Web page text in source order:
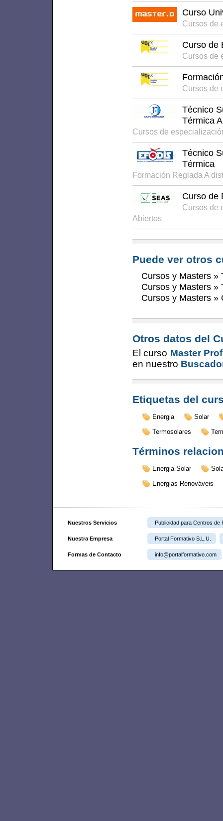
Curso
Cursos de
Curso de
Cursos de
Cursos de
Técnico
Térmica
Cursos de
Técnico
Térmica
Formación Reglada A
Curso de
Cursos de
Abiertos
Puede ver otros
Cursos y Masters »
Cursos y Masters »
Cursos y Masters »
Otros datos del
El curso Master
en nuestro
Etiquetas del
Energia
Solar
Termosolares
Términos
Energia Solar
Energias Renováveis
Nuestros Servicios Publicidad para Centros de
Nuestra Empresa Portal Formativo S.L.U.
Formas de Contacto info@portalformativo.com